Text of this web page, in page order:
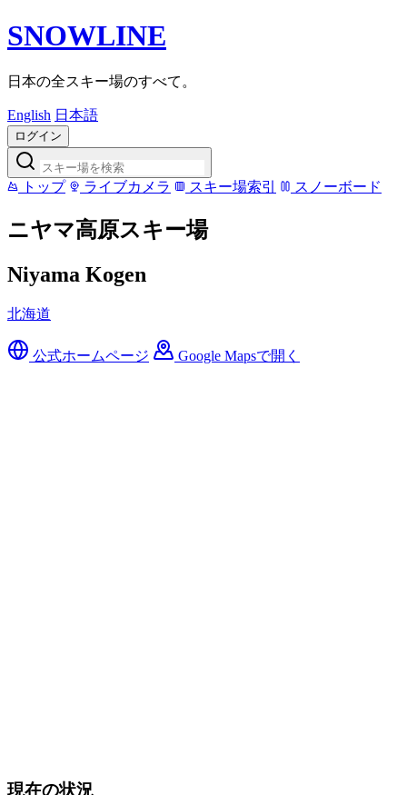
SNOWLINE
日本の全スキー場のすべて。
English 日本語
ログイン
トップ ライブカメラ スキー場索引 スノーボード
ニヤマ高原スキー場
Niyama Kogen
北海道
公式ホームページ Google Mapsで開く
現在の状況